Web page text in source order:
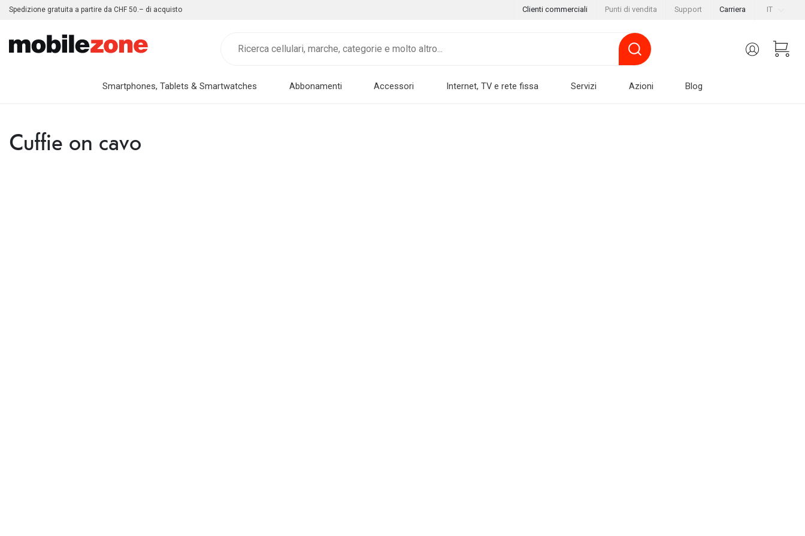
IT
Clienti commerciali Punti di vendita Support Carriera
Spedizione gratuita a partire da CHF 50.– di acquisto
Smartphones, Tablets & Smartwatches Abbonamenti Accessori Internet, TV e rete fissa Servizi Azioni Blog
Cuffie on cavo